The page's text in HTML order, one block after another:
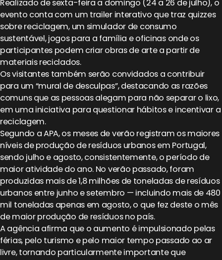
Realizado de sexta-feira a domingo (24 a 26 de julho), o
evento conta com um trailer interativo que traz quizzes
sobre reciclagem, um simulador de consumo
sustentável, jogos para a família e oficinas onde os
participantes podem criar obras de arte a partir de
materiais reciclados.
Os visitantes também serão convidados a contribuir
para um “mural de desculpas”, destacando as razões
comuns que as pessoas alegam para não separar o lixo,
em uma iniciativa para questionar hábitos e incentivar a
reciclagem.
Segundo a APA, os meses de verão registram os maiores
níveis de produção de resíduos urbanos em Portugal,
sendo julho e agosto, consistentemente, o período de
maior atividade do ano. No verão passado, foram
produzidas mais de 1,8 milhões de toneladas de resíduos
urbanos entre junho e setembro — incluindo mais de 480
mil toneladas apenas em agosto, o que fez deste o mês
de maior produção de resíduos no país.
A agência afirma que o aumento é impulsionado pelas
férias, pelo turismo e pelo maior tempo passado ao ar
livre, tornando particularmente importante que